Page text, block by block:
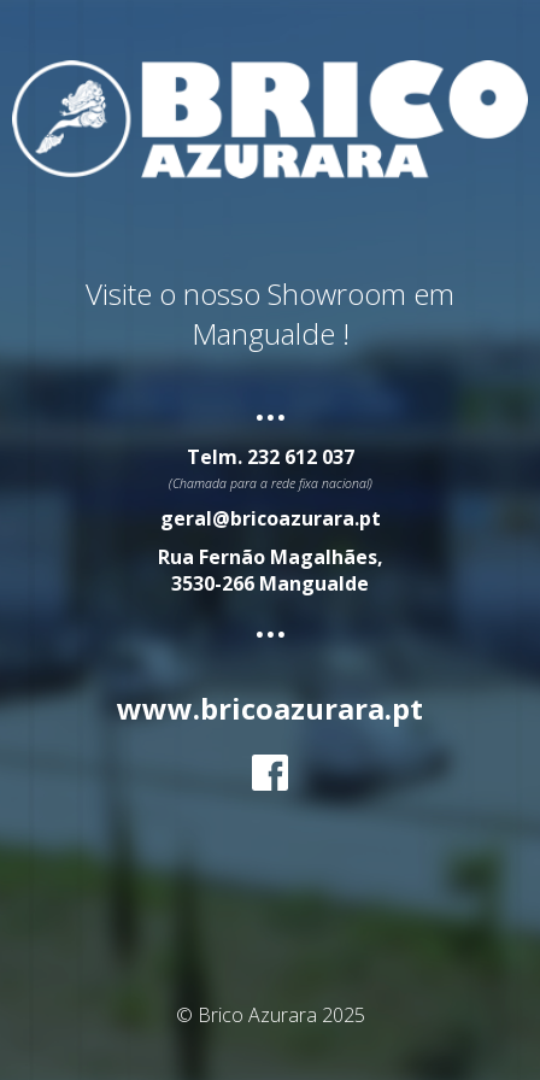
Visite o nosso Showroom em
Mangualde !
...
Telm. 232 612 037
(Chamada para a rede fixa nacional)
geral@bricoazurara.pt
Rua Fernão Magalhães,
3530-266 Mangualde
...
www.bricoazurara.pt
© Brico Azurara 2025